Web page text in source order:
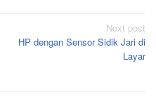
Next post
HP dengan Sensor Sidik Jari di
Layar